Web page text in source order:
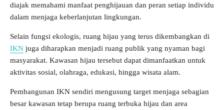
diajak memahami manfaat penghijauan dan peran setiap individu
dalam menjaga keberlanjutan lingkungan.
Selain fungsi ekologis, ruang hijau yang terus dikembangkan di
IKN juga diharapkan menjadi ruang publik yang nyaman bagi
masyarakat. Kawasan hijau tersebut dapat dimanfaatkan untuk
aktivitas sosial, olahraga, edukasi, hingga wisata alam.
Pembangunan IKN sendiri mengusung target menjaga sebagian
besar kawasan tetap berupa ruang terbuka hijau dan area